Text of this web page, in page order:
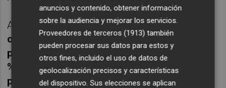
A través de esta línea de financiación,
organizaciones empresariales y sindicales
podrán solicitar operaciones de hasta el 50
% del importe asignado en los
presupuestos de la Generalitat Valenciana
anuncios y contenido, obtener información
sobre la audiencia y mejorar los servicios.
Proveedores de terceros (1913) también
pueden procesar sus datos para estos y
otros fines, incluido el uso de datos de
geolocalización precisos y características
del dispositivo. Sus elecciones se aplican